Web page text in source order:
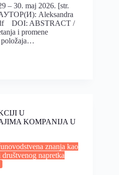
– 30. maj 2026. [str.
Aleksandra
DOI: ABSTRACT /
i promene
položaja…
U
KOMPANIJA U
znanja kao
napretka